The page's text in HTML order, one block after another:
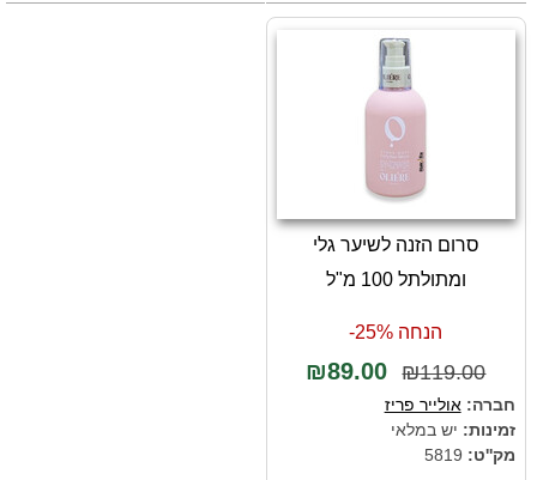
סרום הזנה לשיער גלי
ומתולתל 100 מ"ל
הנחה 25%-
₪119.00
₪89.00
חברה:אולייר פריז
זמינות: יש במלאי
מק''ט: